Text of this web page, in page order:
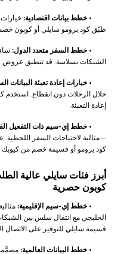
• خطط بيانات اقتصادية:
طبّق كود برومو سايلي أو كوبون خصم
• خطط السفر متعدد الدول:
الشبكات بسلاسة. قد تنطبق عروض
• خيارات إعادة تعبئة البيانات
خلال الرحلات دون انقطاع. استخدم
إعادة التعبئة.
• خطط إي-سيم ذات التفعيل
—مثالية لاحتياجات السفر
كود برومو أو قسيمة خصم من كيوبك
أبرز فئات سايلي عالية
كوبون حصرية
• خطط إي-سيم الإقليمية:
الخليجي مع انتقال سلس بين
قسيمة سايلي للتوفير على الاتصال
• خطط البيانات العالمية: مصمَّمة